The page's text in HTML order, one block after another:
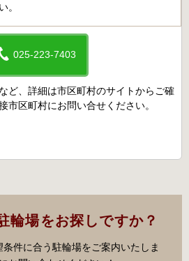
。
025-223-7403
ど、詳細は市区町村のサイトからご確
市区町村にお問い合せください。
輪場をお探しですか？
件に合う駐輪場をご案内いたしま